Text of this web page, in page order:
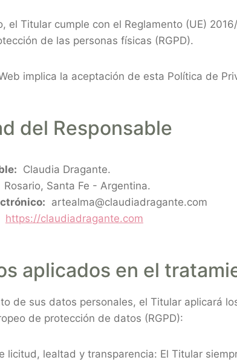
el Titular cumple con el Reglamento (UE)
de las personas físicas (RGPD).
implica la aceptación de esta Política de
del Responsable
Claudia Dragante.
Rosario, Santa Fe - Argentina.
artealma@claudiadragante.com
https://claudiadragante.com
aplicados en el
de sus datos personales, el Titular aplicará
de protección de datos (RGPD):
licitud, lealtad y transparencia: El Titular